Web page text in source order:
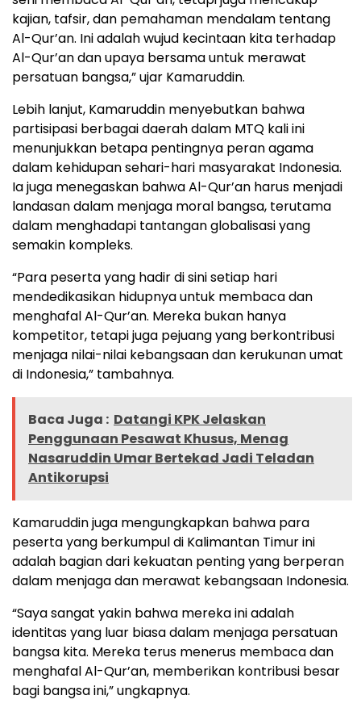
kajian, tafsir, dan pemahaman mendalam tentang
Al-Qur’an. Ini adalah wujud kecintaan kita terhadap
Al-Qur’an dan upaya bersama untuk merawat
persatuan bangsa,” ujar Kamaruddin.
Lebih lanjut, Kamaruddin menyebutkan bahwa
partisipasi berbagai daerah dalam MTQ kali ini
menunjukkan betapa pentingnya peran agama
dalam kehidupan sehari-hari masyarakat Indonesia.
Ia juga menegaskan bahwa Al-Qur’an harus menjadi
landasan dalam menjaga moral bangsa, terutama
dalam menghadapi tantangan globalisasi yang
semakin kompleks.
“Para peserta yang hadir di sini setiap hari
mendedikasikan hidupnya untuk membaca dan
menghafal Al-Qur’an. Mereka bukan hanya
kompetitor, tetapi juga pejuang yang berkontribusi
menjaga nilai-nilai kebangsaan dan kerukunan umat
di Indonesia,” tambahnya.
Baca Juga : Datangi KPK Jelaskan
Penggunaan Pesawat Khusus, Menag
Nasaruddin Umar Bertekad Jadi Teladan
Antikorupsi
Kamaruddin juga mengungkapkan bahwa para
peserta yang berkumpul di Kalimantan Timur ini
adalah bagian dari kekuatan penting yang berperan
dalam menjaga dan merawat kebangsaan Indonesia.
“Saya sangat yakin bahwa mereka ini adalah
identitas yang luar biasa dalam menjaga persatuan
bangsa kita. Mereka terus menerus membaca dan
menghafal Al-Qur’an, memberikan kontribusi besar
bagi bangsa ini,” ungkapnya.